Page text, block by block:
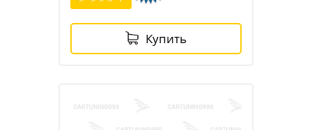
Купить